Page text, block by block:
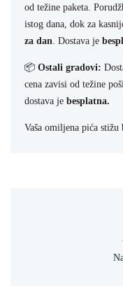
od težine paketa.
istog dana, dok za
za dan. Dostava je
📦 Ostali gradovi:
cena zavisi od težine
dostava je besplatna.
Vaša omiljena pića